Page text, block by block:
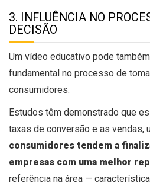
3. INFLUÊNCIA NO
DECISÃO
Um vídeo educativo pode
fundamental no processo de
consumidores.
Estudos têm demonstrado que
taxas de conversão e as vendas,
consumidores tendem a
empresas com uma melhor
referência na área —